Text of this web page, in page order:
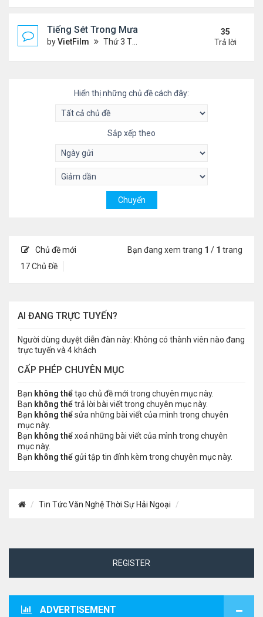
Tiếng Sét Trong Mưa (Lôi Vũ)
byVietFilm Thứ 3 Tháng 10 20, 2020 9:50 pm
35
Trả lời
Hiển thị những chủ đề cách đây:
Sắp xếp theo
Chủ đề mới
17 Chủ Đề
Bạn đang xem trang 1 / 1 trang
AI ĐANG TRỰC TUYẾN?
Người dùng duyệt diễn đàn này: Không có thành viên nào đang
trực tuyến và 4 khách
CẤP PHÉP CHUYÊN MỤC
Bạn không thểtạo chủ đề mới trong chuyên mục này.
Bạn không thểtrả lời bài viết trong chuyên mục này.
Bạn không thểsửa những bài viết của mình trong chuyên
mục này.
Bạn không thểxoá những bài viết của mình trong chuyên
mục này.
Bạn không thểgửi tập tin đính kèm trong chuyên mục này.
Tin Tức Văn Nghệ Thời Sự Hải Ngoại
REGISTER
ADVERTISEMENT